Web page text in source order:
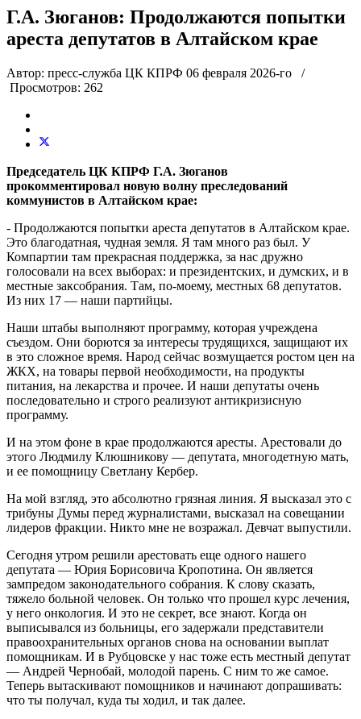
Г.А. Зюганов: Продолжаются попытки
ареста депутатов в Алтайском крае
Автор: пресс-служба ЦК КПРФ 06 февраля 2026-го
/
Просмотров: 262
Председатель ЦК КПРФ Г.А. Зюганов
прокомментировал новую волну преследований
коммунистов в Алтайском крае:
- Продолжаются попытки ареста депутатов в Алтайском крае.
Это благодатная, чудная земля. Я там много раз был. У
Компартии там прекрасная поддержка, за нас дружно
голосовали на всех выборах: и президентских, и думских, и в
местные заксобрания. Там, по-моему, местных 68 депутатов.
Из них 17 — наши партийцы.
Наши штабы выполняют программу, которая учреждена
съездом. Они борются за интересы трудящихся, защищают их
в это сложное время. Народ сейчас возмущается ростом цен на
ЖКХ, на товары первой необходимости, на продукты
питания, на лекарства и прочее. И наши депутаты очень
последовательно и строго реализуют антикризисную
программу.
И на этом фоне в крае продолжаются аресты. Арестовали до
этого Людмилу Клюшникову — депутата, многодетную мать,
и ее помощницу Светлану Кербер.
На мой взгляд, это абсолютно грязная линия. Я высказал это с
трибуны Думы перед журналистами, высказал на совещании
лидеров фракции. Никто мне не возражал. Девчат выпустили.
Сегодня утром решили арестовать еще одного нашего
депутата — Юрия Борисовича Кропотина. Он является
зампредом законодательного собрания. К слову сказать,
тяжело больной человек. Он только что прошел курс лечения,
у него онкология. И это не секрет, все знают. Когда он
выписывался из больницы, его задержали представители
правоохранительных органов снова на основании выплат
помощникам. И в Рубцовске у нас тоже есть местный депутат
— Андрей Чернобай, молодой парень. С ним то же самое.
Теперь вытаскивают помощников и начинают допрашивать:
что ты получал, куда ты ходил, и так далее.